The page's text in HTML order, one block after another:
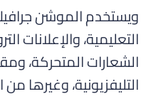
ويستخدم الموشن
التعليمية، والإعلانات
الشعارات المتحركة،
التليفزيونية، وغيرها